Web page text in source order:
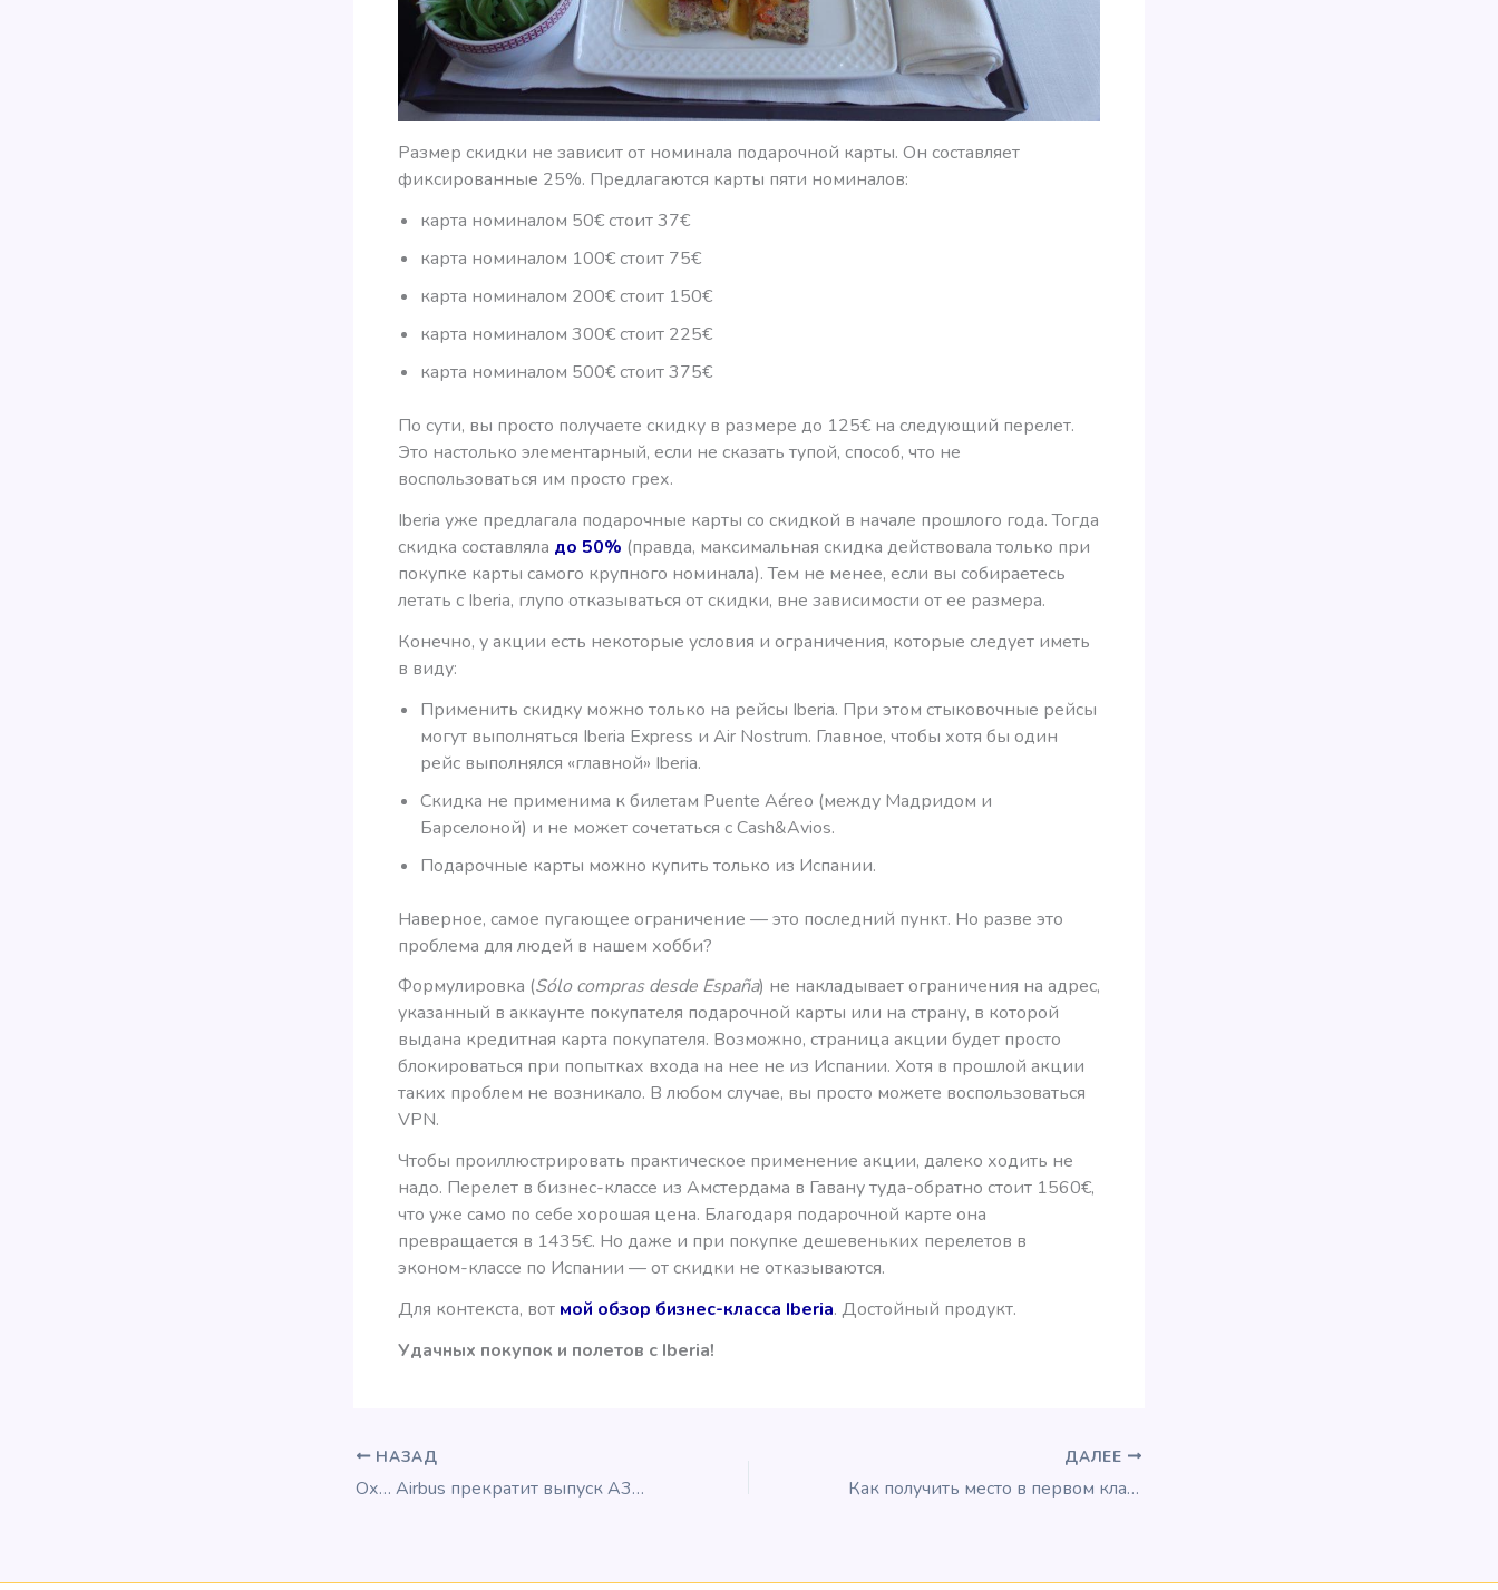
Размер скидки не зависит от номинала подарочной карты. Он составляет
фиксированные 25%. Предлагаются карты пяти номиналов:
карта номиналом 50€ стоит 37€
карта номиналом 100€ стоит 75€
карта номиналом 200€ стоит 150€
карта номиналом 300€ стоит 225€
карта номиналом 500€ стоит 375€
По сути, вы просто получаете скидку в размере до 125€ на следующий перелет.
Это настолько элементарный, если не сказать тупой, способ, что не
воспользоваться им просто грех.
Iberia уже предлагала подарочные карты со скидкой в начале прошлого года. Тогда
скидка составляла до 50% (правда, максимальная скидка действовала только при
покупке карты самого крупного номинала). Тем не менее, если вы собираетесь
летать с Iberia, глупо отказываться от скидки, вне зависимости от ее размера.
Конечно, у акции есть некоторые условия и ограничения, которые следует иметь
в виду:
Применить скидку можно только на рейсы Iberia. При этом стыковочные рейсы
могут выполняться Iberia Express и Air Nostrum. Главное, чтобы хотя бы один
рейс выполнялся «главной» Iberia.
Скидка не применима к билетам Puente Aéreo (между Мадридом и
Барселоной) и не может сочетаться с Cash&Avios.
Подарочные карты можно купить только из Испании.
Наверное, самое пугающее ограничение — это последний пункт. Но разве это
проблема для людей в нашем хобби?
Формулировка (Sólo compras desde España) не накладывает ограничения на адрес,
указанный в аккаунте покупателя подарочной карты или на страну, в которой
выдана кредитная карта покупателя. Возможно, страница акции будет просто
блокироваться при попытках входа на нее не из Испании. Хотя в прошлой акции
таких проблем не возникало. В любом случае, вы просто можете воспользоваться
VPN.
Чтобы проиллюстрировать практическое применение акции, далеко ходить не
надо. Перелет в бизнес-классе из Амстердама в Гавану туда-обратно стоит 1560€,
что уже само по себе хорошая цена. Благодаря подарочной карте она
превращается в 1435€. Но даже и при покупке дешевеньких перелетов в
эконом-классе по Испании — от скидки не отказываются.
Для контекста, вот мой обзор бизнес-класса Iberia. Достойный продукт.
Удачных покупок и полетов с Iberia!
НАЗАД
Ох… Airbus прекратит выпуск А380
ДАЛЕЕ
Как получить место в первом классе China Airlines?